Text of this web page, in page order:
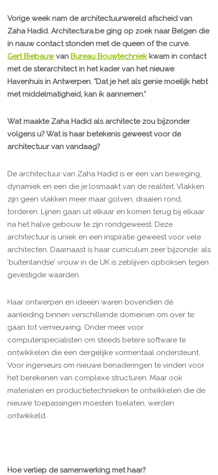
Vorige week nam de architectuurwereld afscheid van
Zaha Hadid. Architectura.be ging op zoek naar Belgen die
in nauw contact stonden met de queen of the curve.
Gert Biebauwvan Bureau Bouwtechniekkwam in contact
met de sterarchitect in het kader van het nieuwe
Havenhuis in Antwerpen. "Dat je het als genie moeilijk hebt
met middelmatigheid, kan ik aannemen."
Wat maakte Zaha Hadid als architecte zou bijzonder
volgens u? Wat is haar betekenis geweest voor de
architectuur van vandaag?
De architectuur van Zaha Hadid is er een van beweging,
dynamiek en een die je losmaakt van de realiteit. Vlakken
zijn geen vlakken meer maar golven, draaien rond,
torderen. Lijnen gaan uit elkaar en komen terug bij elkaar
na het halve gebouw te zijn rondgeweest. Deze
architectuur is uniek en een inspiratie geweest voor vele
architecten. Daarnaast is haar curriculum zeer bijzonde: als
'buitenlandse' vrouw in de UK is zeblijven opboksen tegen
gevestigde waarden.
Haar ontwerpen en ideeën waren bovendien dé
aanleiding binnen verschillende domeinen om over te
gaan tot vernieuwing. Onder meer voor
computerspecialisten om steeds betere software te
ontwikkelen die een dergelijke vormentaal ondersteunt.
Voor ingenieurs om nieuwe benaderingen te vinden voor
het berekenen van complexe structuren. Maar ook
materialen en productietechnieken te ontwikkelen die de
nieuwe toepassingen moesten toelaten, werden
ontwikkeld.
Hoe verliep de samenwerking met haar?